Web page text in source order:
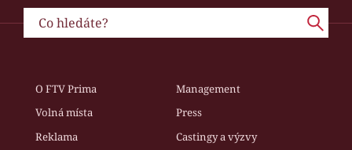
O FTV Prima
Management
Volná místa
Press
Reklama
Castingy a výzvy